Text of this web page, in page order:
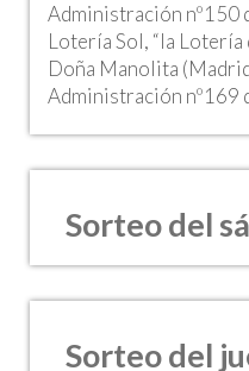
Administración nº150
Lotería Sol, “la
Doña Manolita
Administración nº169
Sorteo del
Sorteo del